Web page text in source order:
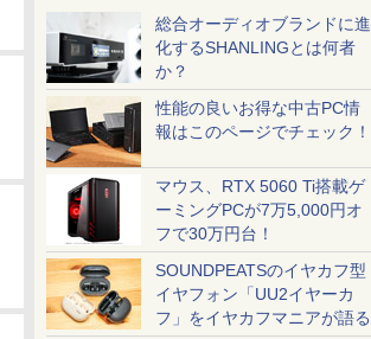
総合オーディオブランドに進
化するSHANLINGとは何者
か？
性能の良いお得な中古PC情
報はこのページでチェック！
マウス、RTX 5060 Ti搭載ゲ
ーミングPCが7万5,000円オ
フで30万円台！
SOUNDPEATSのイヤカフ型
イヤフォン「UU2イヤーカ
フ」をイヤカフマニアが語る